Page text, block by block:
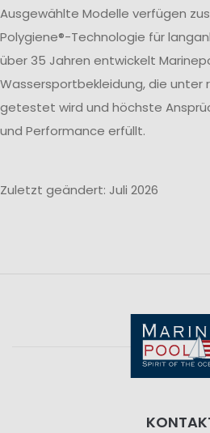
Ausgewählte Modelle verfügen
Polygiene®-Technologie für
über 35 Jahren entwickelt
Wassersportbekleidung, die unter
getestet wird und höchste
und Performance erfüllt.
Zuletzt geändert: Juli 2026